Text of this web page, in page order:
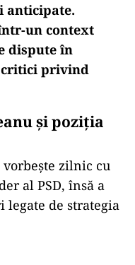
anticipate.
un context
dispute în
privind
și poziția
vorbește zilnic cu
al PSD, însă a
legate de strategia